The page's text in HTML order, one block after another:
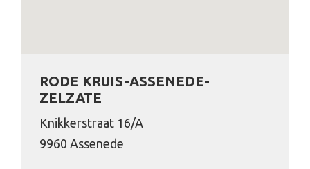
RODE KRUIS-ASSENEDE-
ZELZATE
Knikkerstraat 16/A
9960 Assenede